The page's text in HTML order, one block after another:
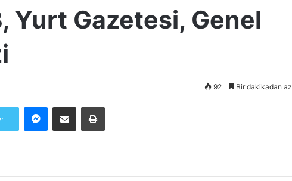
Yurt Gazetesi, Genel
92 Bir dakikadan az